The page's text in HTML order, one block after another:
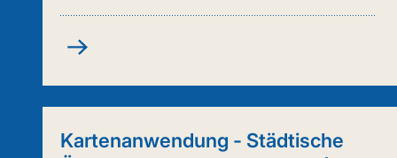
Kartenanwendung
Schutzgebiete
in
Kartenanwendung - Städtische